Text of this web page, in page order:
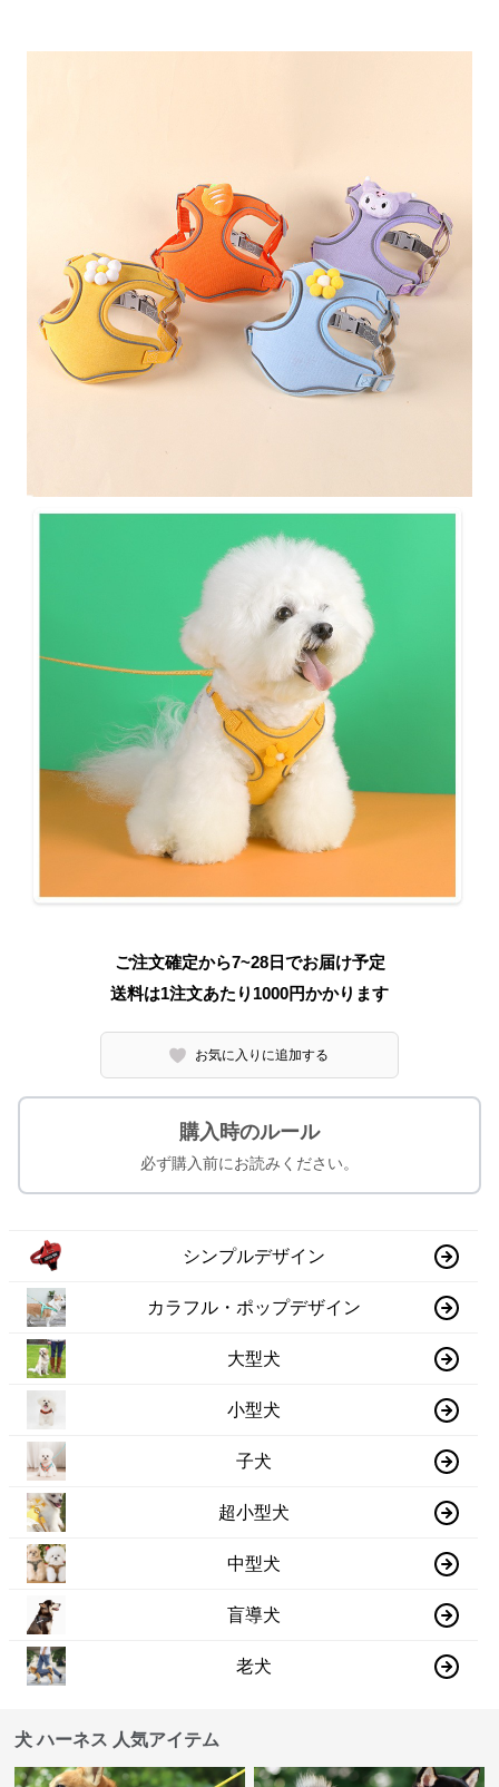
ご注文確定から7~28日でお届け予定
送料は1注文あたり 1000円かかります
お気に入りに追加する
購入時のルール
必ず購入前にお読みください。
シンプルデザイン
カラフル・ポップデザイン
大型犬
小型犬
子犬
超小型犬
中型犬
盲導犬
老犬
犬 ハーネス 人気アイテム